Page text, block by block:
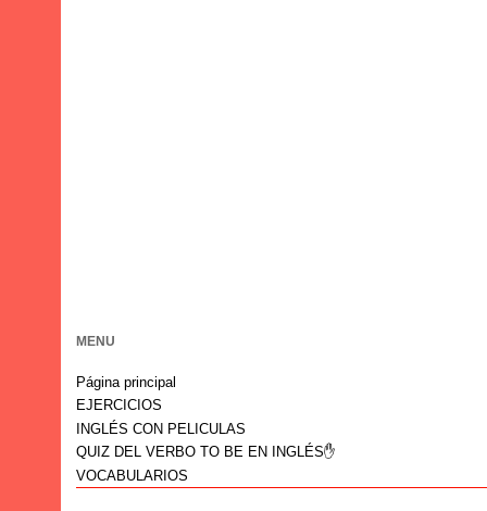
MENU
Página principal
EJERCICIOS
INGLÉS CON PELICULAS
QUIZ DEL VERBO TO BE EN INGLÉS✋
VOCABULARIOS